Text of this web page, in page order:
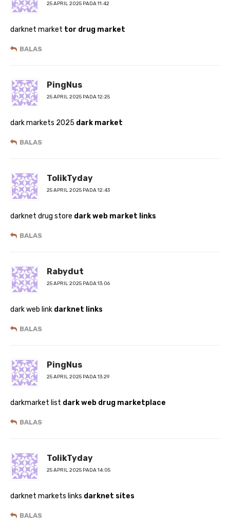
25 APRIL 2025 PADA 11:42
darknet market tor drug market
BALAS
PingNus
25 APRIL 2025 PADA 12:25
dark markets 2025 dark market
BALAS
TolikTyday
25 APRIL 2025 PADA 12:43
darknet drug store dark web market links
BALAS
Rabydut
25 APRIL 2025 PADA 13:06
dark web link darknet links
BALAS
PingNus
25 APRIL 2025 PADA 13:29
darkmarket list dark web drug marketplace
BALAS
TolikTyday
25 APRIL 2025 PADA 14:05
darknet markets links darknet sites
BALAS